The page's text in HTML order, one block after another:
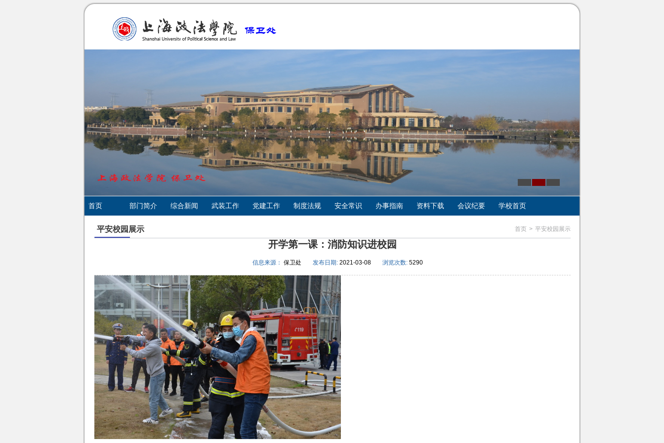
首页 部门简介 综合新闻 武装工作 党建工作 制度法规 安全常识 办事指南 资料下载 会议纪要 学校首页
平安校园展示 首页 > 平安校园展示
开学第一课：消防知识进校园
信息来源： 保卫处 发布日期: 2021-03-08 浏览次数: 5290